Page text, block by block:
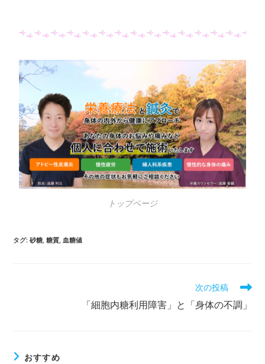
トップページ
タグ:砂糖, 糖質, 血糖値
次の投稿
「細胞内糖利用障害」と「身体の不調」
おすすめ